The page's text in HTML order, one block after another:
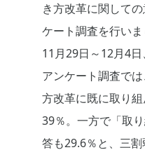
き方改革に関して
ケート調査を行い
11月29日～12月4日
アンケート調査で
方改革に既に取り
39％。一方で「取
答も29.6％と、三割